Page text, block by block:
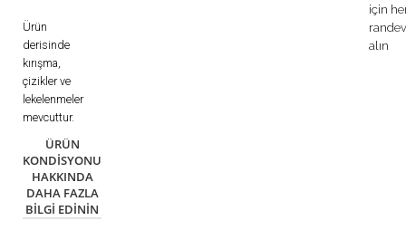
Ürün
derisinde
kırışma,
çizikler ve
lekelenmeler
mevcuttur.
ÜRÜN
KONDISYONU
HAKKINDA
DAHA FAZLA
BILGI EDININ
için
alın